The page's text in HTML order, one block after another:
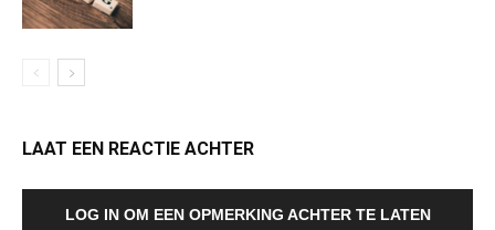
LAAT EEN REACTIE ACHTER
LOG IN OM EEN OPMERKING ACHTER TE LATEN